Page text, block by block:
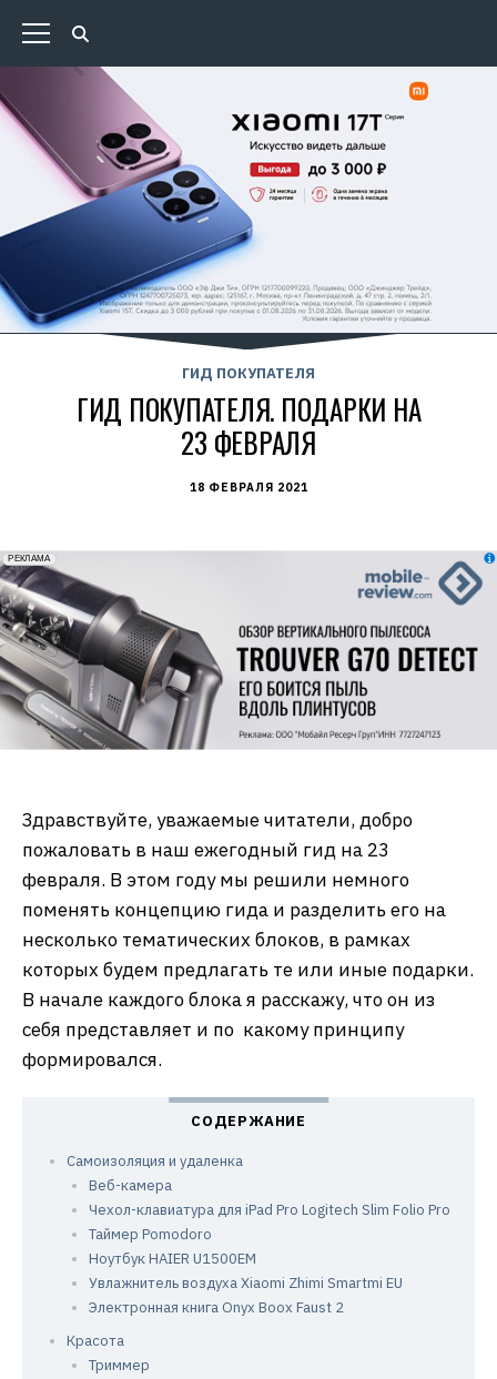
ГИД ПОКУПАТЕЛЯ
ГИД ПОКУПАТЕЛЯ. ПОДАРКИ НА
23 ФЕВРАЛЯ
18 ФЕВРАЛЯ 2021
erid: 2VfnxxmNzs5
РЕКЛАМА
Здравствуйте, уважаемые­­­­ читатели, добро
пожаловать в наш ежегодный гид на 23
февраля. В этом году мы решили немного
поменять концепцию гида и разделить его на
несколько тематических блоков, в рамках
которых будем предлагать те или иные подарки.
В начале каждого блока я расскажу, что он из
себя представляет и по какому принципу
формировался.
Самоизоляция и удаленка
Веб-камера
Чехол-клавиатура для iPad Pro Logitech Slim Folio Pro
Таймер Pomodoro
Ноутбук HAIER U1500EM
Увлажнитель воздуха Xiaomi Zhimi Smartmi EU
Электронная книга Onyx Boox Faust 2
Красота
Триммер